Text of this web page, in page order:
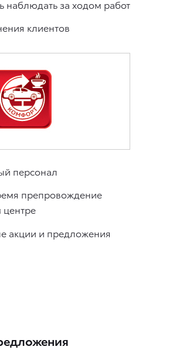
наблюдать за ходом работ
клиентов
персонал
препровождение
центре
акции и предложения